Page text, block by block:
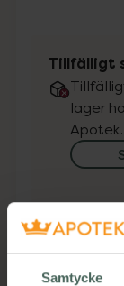
Samtycke
Tillfälligt
lager
Apotek.
Få mejl